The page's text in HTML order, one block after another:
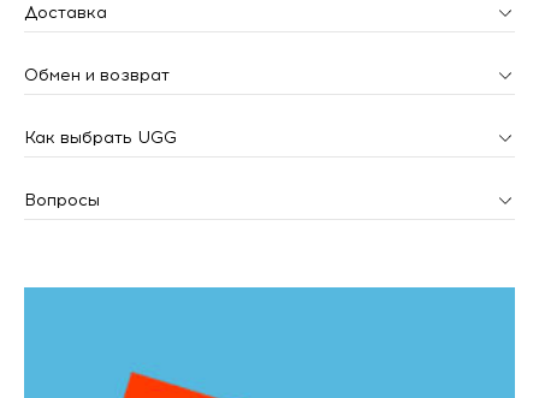
Доставка
Обмен и возврат
Как выбрать UGG
Вопросы